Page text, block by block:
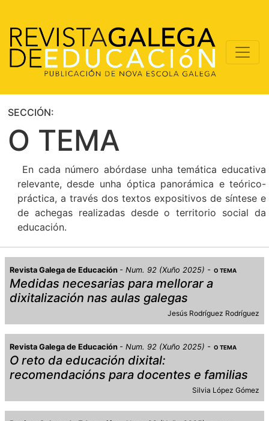
SECCIÓN:
O TEMA
En cada número abórdase unha temática educativa
relevante, desde unha óptica panorámica e teórico-
práctica, a través dos textos expositivos de síntese e
de achegas realizadas desde o territorio social da
educación.
Revista Galega de Educación Num. 92 (Xuño 2025) O TEMA
Medidas necesarias para mellorar a
dixitalización nas aulas galegas
Jesús Rodríguez Rodríguez
Revista Galega de Educación Num. 92 (Xuño 2025) O TEMA
O reto da educación dixital:
recomendacións para docentes e familias
Silvia López Gómez